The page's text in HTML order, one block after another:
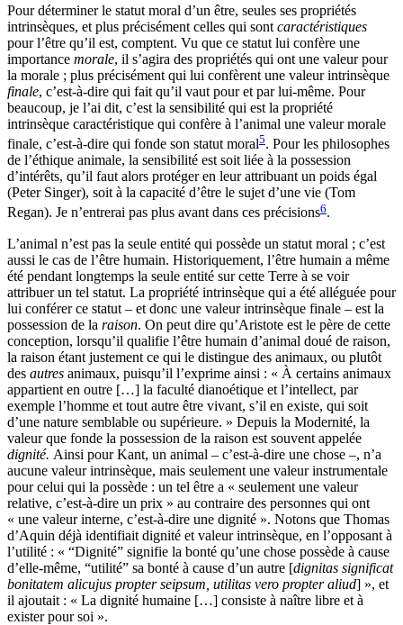
Pour déterminer le statut moral d’un être, seules ses propriétés
intrinsèques, et plus précisément celles qui sont caractéristiques
pour l’être qu’il est, comptent. Vu que ce statut lui confère une
importance morale, il s’agira des propriétés qui ont une valeur pour
la morale ; plus précisément qui lui confèrent une valeur intrinsèque
finale, c’est-à-dire qui fait qu’il vaut pour et par lui-même. Pour
beaucoup, je l’ai dit, c’est la sensibilité qui est la propriété
intrinsèque caractéristique qui confère à l’animal une valeur morale
finale, c’est-à-dire qui fonde son statut moral5. Pour les philosophes
de l’éthique animale, la sensibilité est soit liée à la possession
d’intérêts, qu’il faut alors protéger en leur attribuant un poids égal
(Peter Singer), soit à la capacité d’être le sujet d’une vie (Tom
Regan). Je n’entrerai pas plus avant dans ces précisions6.
L’animal n’est pas la seule entité qui possède un statut moral ; c’est
aussi le cas de l’être humain. Historiquement, l’être humain a même
été pendant longtemps la seule entité sur cette Terre à se voir
attribuer un tel statut. La propriété intrinsèque qui a été alléguée pour
lui conférer ce statut – et donc une valeur intrinsèque finale – est la
possession de la raison. On peut dire qu’Aristote est le père de cette
conception, lorsqu’il qualifie l’être humain d’animal doué de raison,
la raison étant justement ce qui le distingue des animaux, ou plutôt
des autres animaux, puisqu’il l’exprime ainsi : « À certains animaux
appartient en outre […] la faculté dianoétique et l’intellect, par
exemple l’homme et tout autre être vivant, s’il en existe, qui soit
d’une nature semblable ou supérieure. » Depuis la Modernité, la
valeur que fonde la possession de la raison est souvent appelée
dignité. Ainsi pour Kant, un animal – c’est-à-dire une chose –, n’a
aucune valeur intrinsèque, mais seulement une valeur instrumentale
pour celui qui la possède : un tel être a « seulement une valeur
relative, c’est-à-dire un prix » au contraire des personnes qui ont
« une valeur interne, c’est-à-dire une dignité ». Notons que Thomas
d’Aquin déjà identifiait dignité et valeur intrinsèque, en l’opposant à
l’utilité : « “Dignité” signifie la bonté qu’une chose possède à cause
d’elle-même, “utilité” sa bonté à cause d’un autre [dignitas significat
bonitatem alicujus propter seipsum, utilitas vero propter aliud] », et
il ajoutait : « La dignité humaine […] consiste à naître libre et à
exister pour soi ».